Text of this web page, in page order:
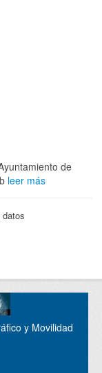
de
leer más
y Movilidad